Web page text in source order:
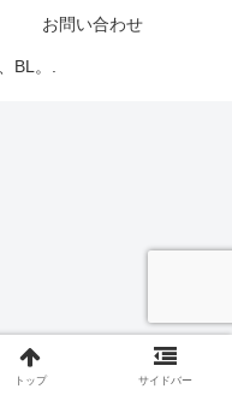
お問い合わせ
BL。.
トップ サイドバー